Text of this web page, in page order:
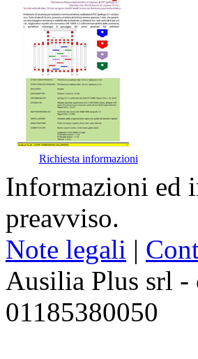
Richiesta informazioni
Informazioni ed
preavviso.
Note legali |
Ausilia Plus srl -
01185380050